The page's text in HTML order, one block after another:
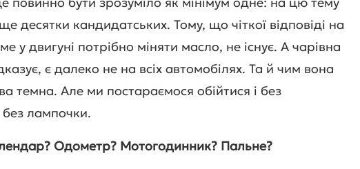
десятки кандидатських. Тому, що чіткої відповіді на
у двигуні потрібно міняти масло, не існує. А чарівна
є далеко не на всіх автомобілях. Та й чим вона
темна. Але ми постараємося обійтися і без
без лампочки.
Одометр? Мотогодинник? Пальне?